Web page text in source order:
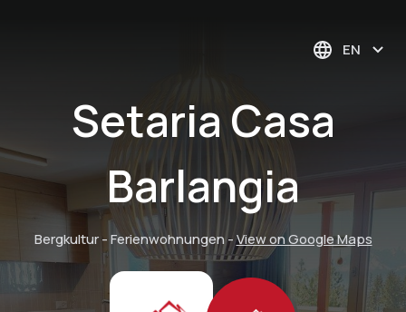
EN
Setaria Casa
Barlangia
Bergkultur - Ferienwohnungen-View on Google Maps